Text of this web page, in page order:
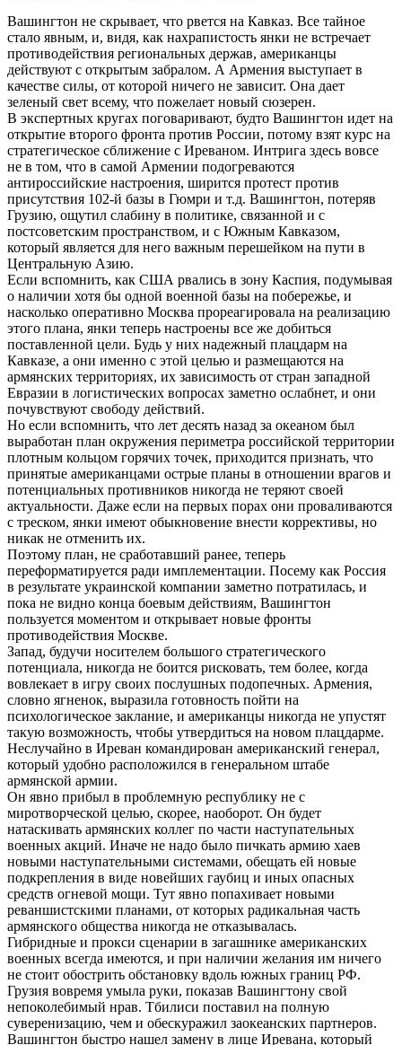
Вашингтон не скрывает, что рвется на Кавказ. Все тайное
стало явным, и, видя, как нахрапистость янки не встречает
противодействия региональных держав, американцы
действуют с открытым забралом. А Армения выступает в
качестве силы, от которой ничего не зависит. Она дает
зеленый свет всему, что пожелает новый сюзерен.
В экспертных кругах поговаривают, будто Вашингтон идет на
открытие второго фронта против России, потому взят курс на
стратегическое сближение с Иреваном. Интрига здесь вовсе
не в том, что в самой Армении подогреваются
антироссийские настроения, ширится протест против
присутствия 102-й базы в Гюмри и т.д. Вашингтон, потеряв
Грузию, ощутил слабину в политике, связанной и с
постсоветским пространством, и с Южным Кавказом,
который является для него важным перешейком на пути в
Центральную Азию.
Если вспомнить, как США рвались в зону Каспия, подумывая
о наличии хотя бы одной военной базы на побережье, и
насколько оперативно Москва прореагировала на реализацию
этого плана, янки теперь настроены все же добиться
поставленной цели. Будь у них надежный плацдарм на
Кавказе, а они именно с этой целью и размещаются на
армянских территориях, их зависимость от стран западной
Евразии в логистических вопросах заметно ослабнет, и они
почувствуют свободу действий.
Но если вспомнить, что лет десять назад за океаном был
выработан план окружения периметра российской территории
плотным кольцом горячих точек, приходится признать, что
принятые американцами острые планы в отношении врагов и
потенциальных противников никогда не теряют своей
актуальности. Даже если на первых порах они проваливаются
с треском, янки имеют обыкновение внести коррективы, но
никак не отменить их.
Поэтому план, не сработавший ранее, теперь
переформатируется ради имплементации. Посему как Россия
в результате украинской компании заметно потратилась, и
пока не видно конца боевым действиям, Вашингтон
пользуется моментом и открывает новые фронты
противодействия Москве.
Запад, будучи носителем большого стратегического
потенциала, никогда не боится рисковать, тем более, когда
вовлекает в игру своих послушных подопечных. Армения,
словно ягненок, выразила готовность пойти на
психологическое заклание, и американцы никогда не упустят
такую возможность, чтобы утвердиться на новом плацдарме.
Неслучайно в Иреван командирован американский генерал,
который удобно расположился в генеральном штабе
армянской армии.
Он явно прибыл в проблемную республику не с
миротворческой целью, скорее, наоборот. Он будет
натаскивать армянских коллег по части наступательных
военных акций. Иначе не надо было пичкать армию хаев
новыми наступательными системами, обещать ей новые
подкрепления в виде новейших гаубиц и иных опасных
средств огневой мощи. Тут явно попахивает новыми
реваншистскими планами, от которых радикальная часть
армянского общества никогда не отказывалась.
Гибридные и прокси сценарии в загашнике американских
военных всегда имеются, и при наличии желания им ничего
не стоит обострить обстановку вдоль южных границ РФ.
Грузия вовремя умыла руки, показав Вашингтону свой
непоколебимый нрав. Тбилиси поставил на полную
суверенизацию, чем и обескуражил заокеанских партнеров.
Вашингтон быстро нашел замену в лице Иревана, который